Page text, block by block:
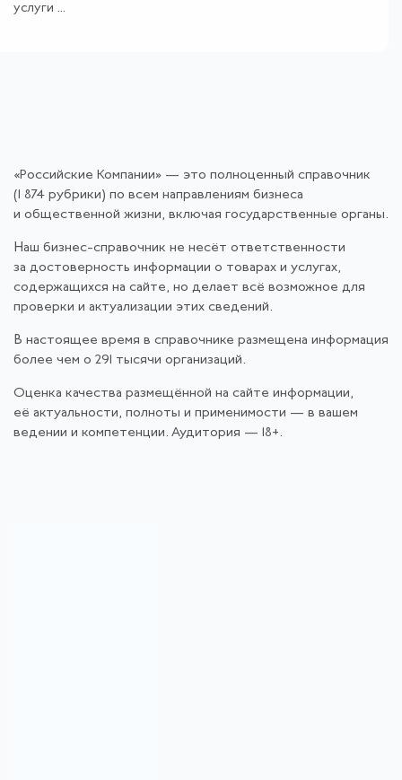
услуги ...
«Российские Компании» — это полноценный справочник
(1 874 рубрики) по всем направлениям бизнеса
и общественной жизни, включая государственные органы.
Наш бизнес-справочник не несёт ответственности
за достоверность информации о товарах и услугах,
содержащихся на сайте, но делает всё возможное для
проверки и актуализации этих сведений.
В настоящее время в справочнике размещена информация
более чем о 291 тысячи организаций.
Оценка качества размещённой на сайте информации,
её актуальности, полноты и применимости — в вашем
ведении и компетенции. Аудитория — 18+.